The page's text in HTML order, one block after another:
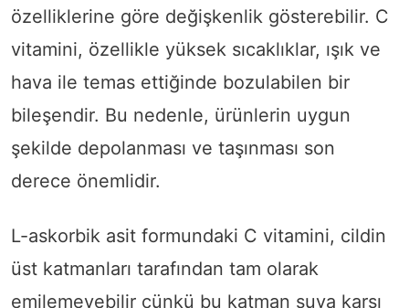
özelliklerine göre değişkenlik gösterebilir. C
vitamini, özellikle yüksek sıcaklıklar, ışık ve
hava ile temas ettiğinde bozulabilen bir
bileşendir. Bu nedenle, ürünlerin uygun
şekilde depolanması ve taşınması son
derece önemlidir.
L-askorbik asit formundaki C vitamini, cildin
üst katmanları tarafından tam olarak
emilemeyebilir çünkü bu katman suya karşı